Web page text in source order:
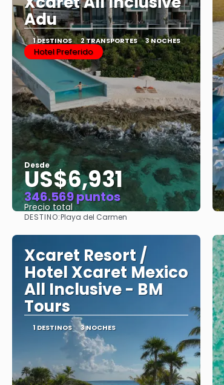
Adu
1 DESTINOS 2 TRANSPORTES 3 NOCHES
Hotel Preferido
Desde
US$6,931
346.569 puntos
Precio total
Ver
DESTINO:Playa del Carmen
Xcaret Resort /
Hotel Xcaret Mexico
All Inclusive - BM
Tours
1 DESTINOS 3 NOCHES